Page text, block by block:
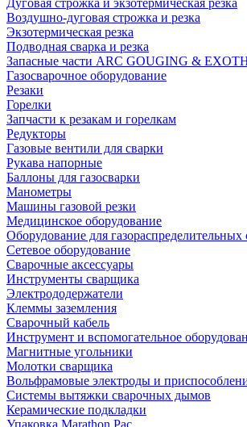
Дуговая строжка и экзотермическая резка
Воздушно-дуговая строжка и резка
Экзотермическая резка
Подводная сварка и резка
Запасные части ARC GOUGING &
Газосварочное оборудование
Резаки
Горелки
Запчасти к резакам и горелкам
Редукторы
Газовые вентили для сварки
Рукава напорные
Баллоны для газосварки
Манометры
Машины газовой резки
Медицинское оборудование
Оборудование для газораспределительных
Сетевое оборудование
Сварочные аксессуары
Инструменты сварщика
Электрододержатели
Клеммы заземления
Сварочный кабель
Инструмент и вспомогательное
Магнитные угольники
Молотки сварщика
Вольфрамовые электроды и
Системы вытяжки сварочных дымов
Керамические подкладки
Упаковка Marathon Pac